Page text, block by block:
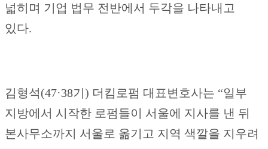
넓히며 기업 법무 전반에서 두각을 나타내고
있다.
김형석(47·38기) 더킴로펌 대표변호사는 “일부
지방에서 시작한 로펌들이 서울에 지사를 낸 뒤
본사무소까지 서울로 옮기고 지역 색깔을 지우려